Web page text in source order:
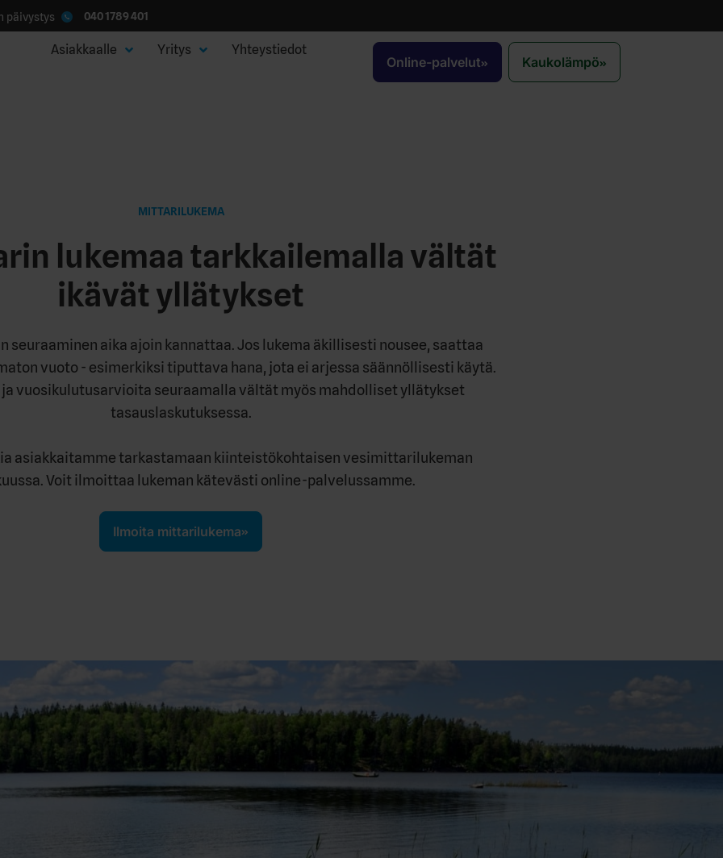
päivystys 040 1789 401
Asiakkaalle Yritys Yhteystiedot
Online-palvelut Kaukolämpö
MITTARILUKEMA
lukemaa tarkkailemalla vältät
ikävät yllätykset
seuraaminen aika ajoin kannattaa. Jos lukema äkillisesti nousee, saattaa
vuoto - esimerkiksi tiputtava hana, jota ei arjessa säännöllisesti käytä.
vuosikulutusarvioita seuraamalla vältät myös mahdolliset yllätykset
tasauslaskutuksessa.
asiakkaitamme tarkastamaan kiinteistökohtaisen vesimittarilukeman
Voit ilmoittaa lukeman kätevästi online-palvelussamme.
Ilmoita mittarilukema